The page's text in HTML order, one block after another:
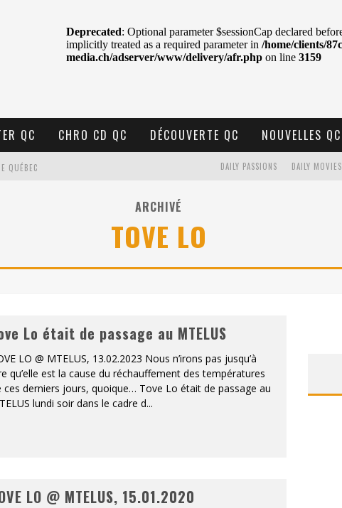
QC CHRO CD QC DÉCOUVERTE QC NOUVELLES QC
QUÉBEC
: SAME OR SEPARATE WAYS?
TON CIEL
RETOUR
EST DE RETOUR
SHOWS AU QUÉBEC
DAILY MOVIES
DAILY PASSIONS
ARCHIVÉ
TOVE LO
Lo était de passage au MTELUS
LO @ MTELUS, 13.02.2023 Nous n’irons pas jusqu’à
qu’elle est la cause du réchauffement des températures
ces derniers jours, quoique… Tove Lo était de passage au
lundi soir dans le cadre d...
LO @ MTELUS, 15.01.2020